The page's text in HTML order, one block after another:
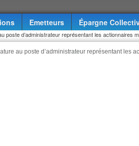
Emetteurs
Épargne
poste d’administrateur représentant les actionnaires
au poste d’administrateur représentant les